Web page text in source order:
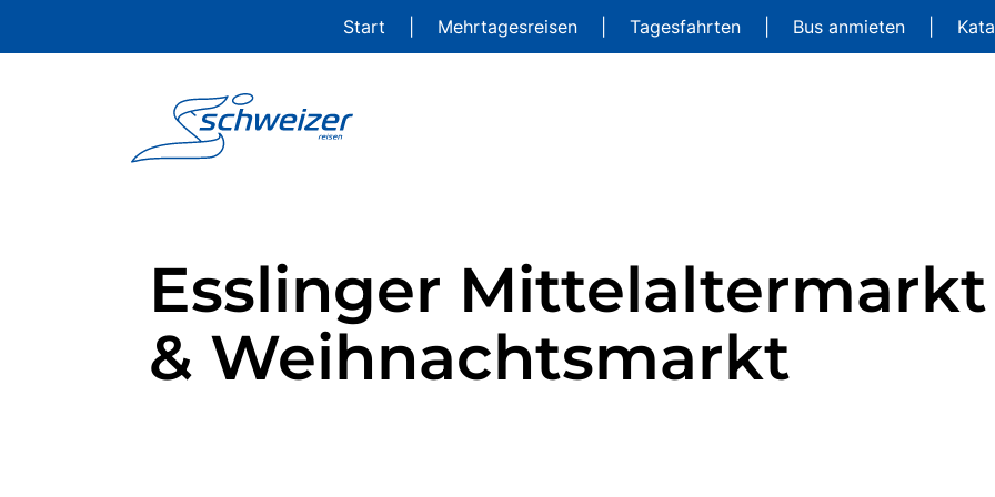
Start Mehrtagesreisen Tagesfahrten Bus anmieten
Esslinger Mittelaltermarkt
& Weihnachtsmarkt